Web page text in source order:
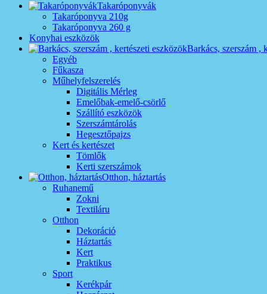
Takaróponyvák
Takaróponyva 210g
Takaróponyva 260 g
Konyhai eszközök
Barkács, szerszám ,
Egyéb
Fűkasza
Műhelyfelszerelés
Digitális Mérleg
Emelőbak-emelő-csörlő
Szállító eszközök
Szerszámtárolás
Hegesztőpajzs
Kert és kertészet
Tömlők
Kerti szerszámok
Otthon, háztartás
Ruhanemű
Zokni
Textiláru
Otthon
Dekoráció
Háztartás
Kert
Praktikus
Sport
Kerékpár